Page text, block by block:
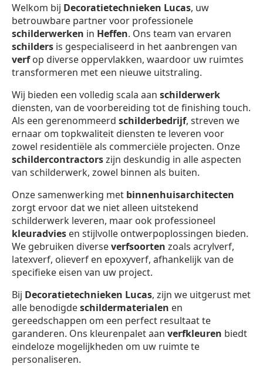
Welkom bij Decoratietechnieken Lucas, uw
betrouwbare partner voor professionele
schilderwerken in Heffen. Ons team van ervaren
schilders is gespecialiseerd in het aanbrengen van
verfop diverse oppervlakken, waardoor uw ruimtes
transformeren met een nieuwe uitstraling.
Wij bieden een volledig scala aan schilderwerk
diensten, van de voorbereiding tot de finishing touch.
Als een gerenommeerd schilderbedrijf, streven we
ernaar om topkwaliteit diensten te leveren voor
zowel residentiële als commerciële projecten. Onze
schildercontractorszijn deskundig in alle aspecten
van schilderwerk, zowel binnen als buiten.
Onze samenwerking met binnenhuisarchitecten
zorgt ervoor dat we niet alleen uitstekend
schilderwerk leveren, maar ook professioneel
kleuradvies en stijlvolle ontwerpoplossingen bieden.
We gebruiken diverseverfsoorten zoals acrylverf,
latexverf, olieverf en epoxyverf, afhankelijk van de
specifieke eisen van uw project.
Bij Decoratietechnieken Lucas, zijn we uitgerust met
alle benodigdeschildermaterialen en
gereedschappen om een perfect resultaat te
garanderen. Ons kleurenpalet aan verfkleuren biedt
eindeloze mogelijkheden om uw ruimte te
personaliseren.